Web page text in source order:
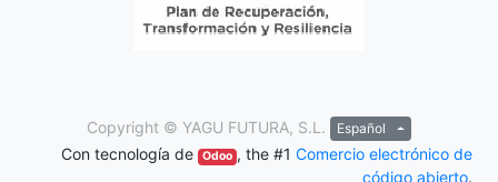
Copyright © YAGU FUTURA, S.L. Español
Con tecnología de Odoo , the #1 Comercio electrónico de
código abierto.